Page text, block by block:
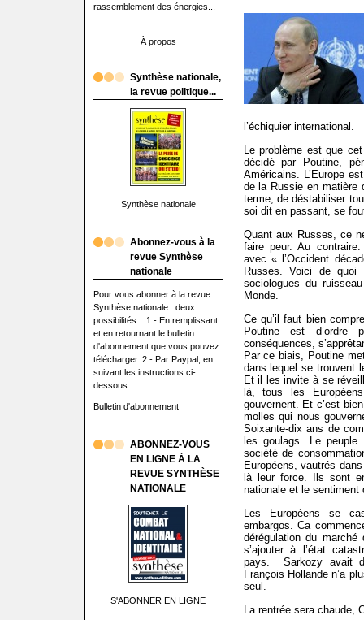
rassemblement des énergies...
À propos
Synthèse nationale,
la revue politique...
Synthèse nationale
Abonnez-vous à la
revue Synthèse
nationale
Pour vous abonner à la revue
Synthèse nationale : deux
possibilités... 1 - En remplissant
et en retournant le bulletin
d'abonnement que vous pouvez
télécharger. 2 - Par Paypal, en
suivant les instructions ci-
dessous.
Bulletin d'abonnement
ABONNEZ-VOUS
EN LIGNE À LA
REVUE SYNTHÈSE
NATIONALE
S'ABONNER EN LIGNE
l’échiquier international.
Le problème est que
décidé par Poutine,
Américains. L’Europe
de la Russie en matière
terme, de déstabiliser
soi dit en passant, se
Quant aux Russes, ce
faire peur. Au
avec « l’Occident
Russes. Voici de
sociologues du
Monde.
Ce qu’il faut bien
Poutine est d’ordre
conséquences,
Par ce biais, Poutine
dans lequel se trouvent
Et il les invite à se
là, tous les
gouvernent. Et c’est
molles qui nous
Soixante-dix ans de
les goulags. Le
société de
Européens, vautrés
là leur force. Ils sont
nationale et le
Les Européens se
embargos. Ca
dérégulation du marché
s’ajouter à l’état
pays. Sarkozy avait
François Hollande n’a
seul.
La rentrée sera chaude,